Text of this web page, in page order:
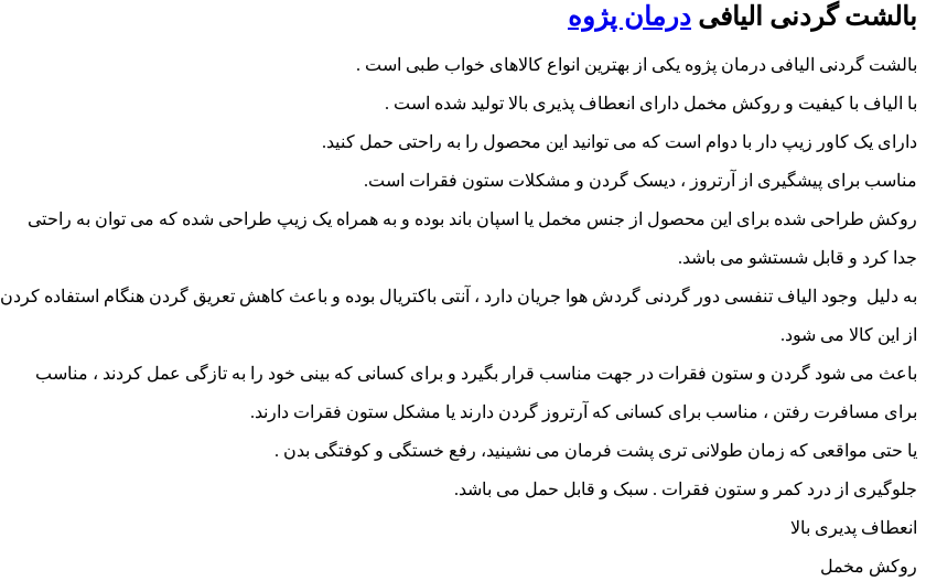
بالشت گردنی الیافی درمان پژوه
بالشت گردنی الیافی درمان پژوه یکی از بهترین انواع کالاهای خواب طبی است .
با الیاف با کیفیت و روکش مخمل دارای انعطاف پذیری بالا تولید شده است .
دارای یک کاور زیپ دار با دوام است که می توانید این محصول را به راحتی حمل کنید.
مناسب برای پیشگیری از آرتروز ، دیسک گردن و مشکلات ستون فقرات است.
روکش طراحی شده برای این محصول از جنس مخمل یا اسپان باند بوده و به همراه یک زیپ طراحی شده که می توان به راحتی
جدا کرد و قابل شستشو می باشد.
به دلیل وجود الیاف تنفسی دور گردنی گردش هوا جریان دارد ، آنتی باکتریال بوده و باعث کاهش تعریق گردن هنگام استفاده کردن
از این کالا می شود.
باعث می شود گردن و ستون فقرات در جهت مناسب قرار بگیرد و برای کسانی که بینی خود را به تازگی عمل کردند ، مناسب
برای مسافرت رفتن ، مناسب برای کسانی که آرتروز گردن دارند یا مشکل ستون فقرات دارند.
یا حتی مواقعی که زمان طولانی تری پشت فرمان می نشینید، رفع خستگی و کوفتگی بدن .
جلوگیری از درد کمر و ستون فقرات . سبک و قابل حمل می باشد.
انعطاف پدیری بالا
روکش مخمل